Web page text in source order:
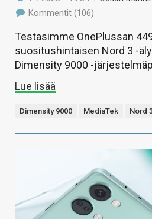
Kommentit (106)
Testasimme OnePlussan
suositushintaisen Nord 3 -
Dimensity 9000 -
Lue lisää
Dimensity 9000 MediaTek Nord